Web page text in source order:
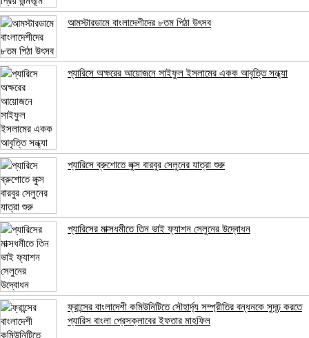
আমস্টারডামে বাংলাদেশীদের ৮তম পিঠা উৎসব
প্যারিসে অক্ষরের আয়োজনে সাইফুল ইসলামের একক আবৃত্তি সন্ধ্যা
প্যারিসে ব্রুশোতে লুক্স বারবুর সেলুনের যাত্রা শুরু
প্যারিসের মাক্সধমীতে তিন ভাই ফ্যাশন সেলুনের উদ্বোধন
ফ্রান্সের বাংলাদেশী কমিউনিটিতে সৌহার্দ্য সম্প্রীতির বন্ধনকে সুদূঢ় করতে
প্যারিস বাংলা প্রেসক্লাবের ইফতার মাহফিল